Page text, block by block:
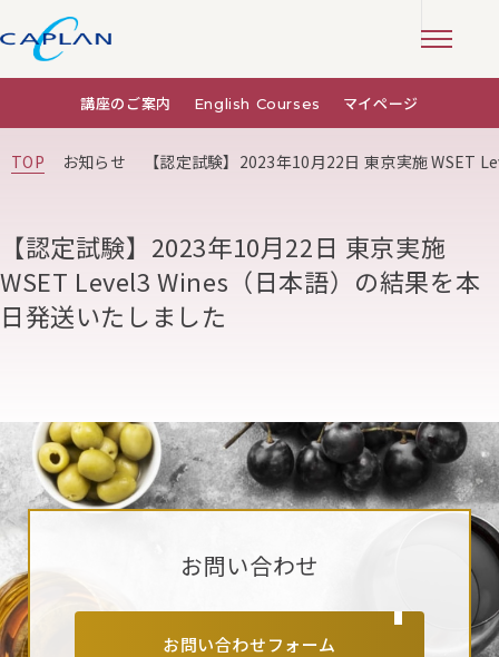
講座のご案内 English Courses マイページ
TOP お知らせ 【認定試験】2023年10月22日 東京実施 WSET
【認定試験】2023年10月22日 東京実施
WSET Level3 Wines（日本語）の結果を本
日発送いたしました
お問い合わせ
お問い合わせフォーム